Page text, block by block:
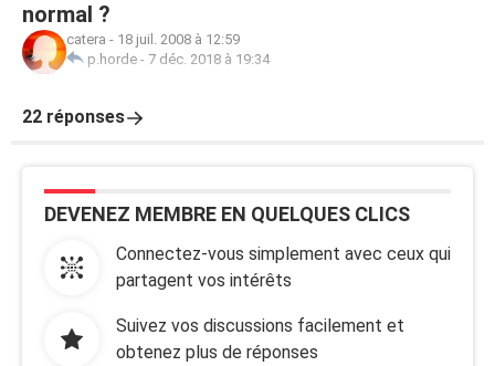
normal ?
catera - 18 juil. 2008 à 12:59
p.horde - 7 déc. 2018 à 19:34
22 réponses
DEVENEZ MEMBRE EN QUELQUES CLICS
Connectez-vous simplement avec ceux qui
partagent vos intérêts
Suivez vos discussions facilement et
obtenez plus de réponses